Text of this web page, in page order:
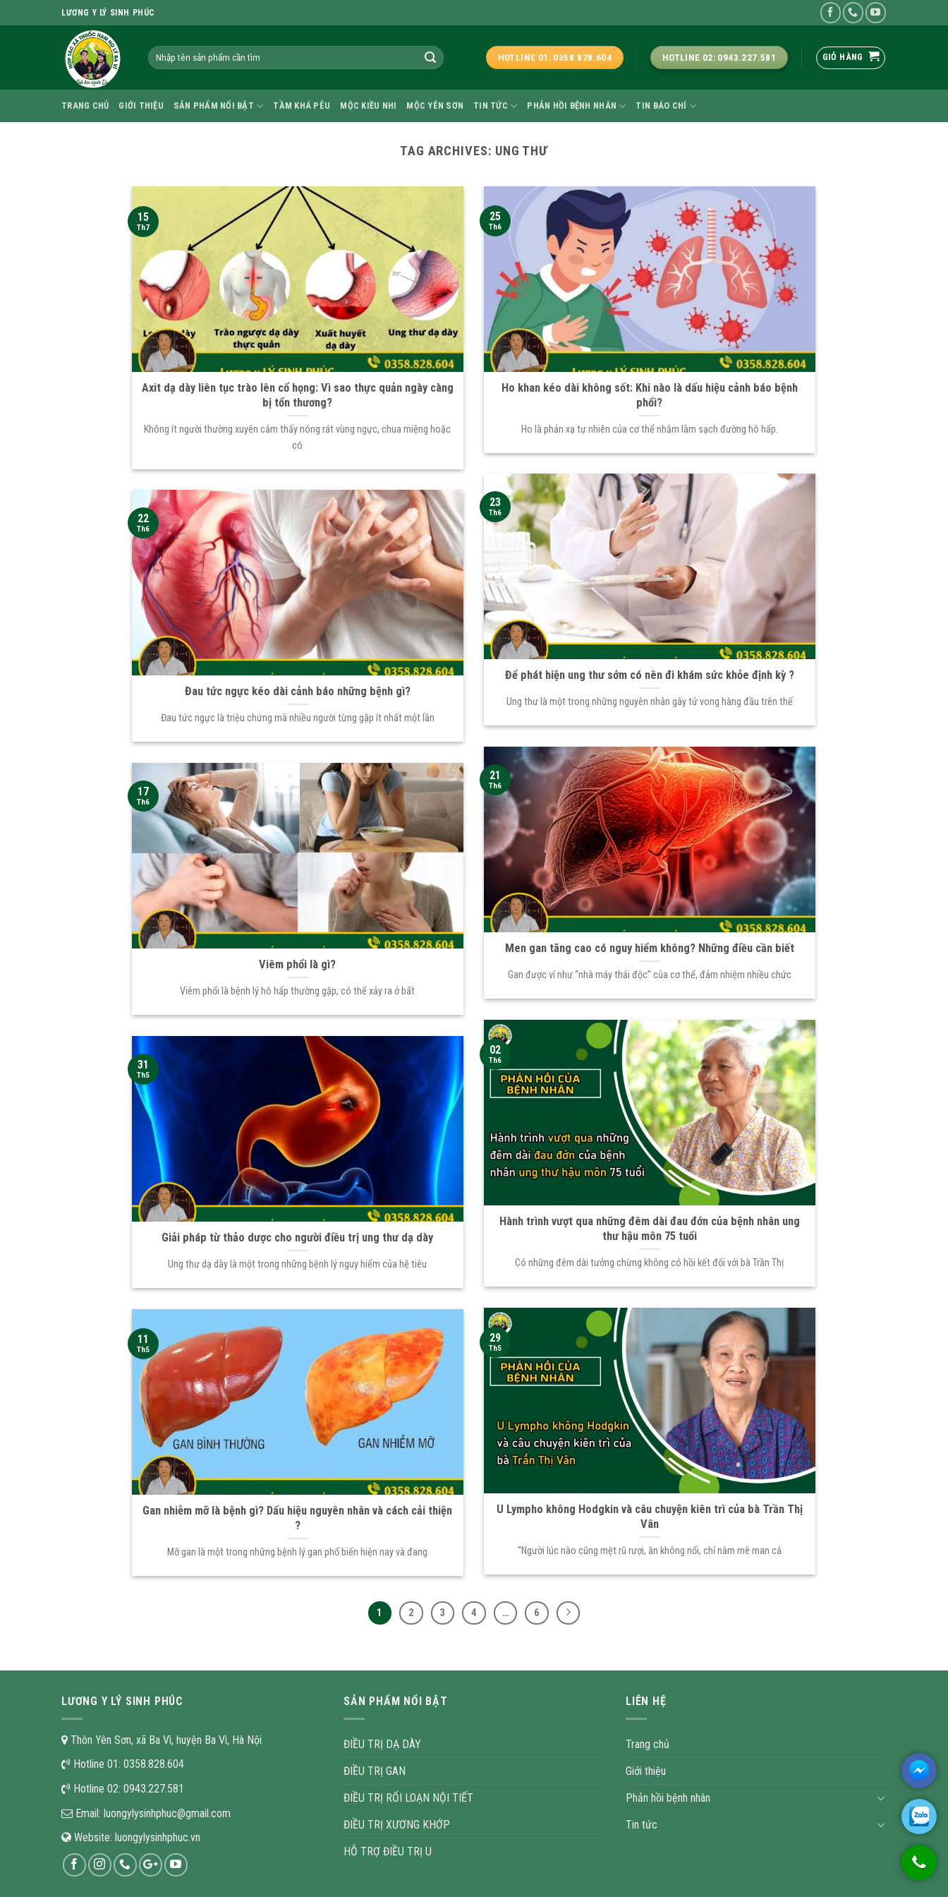
to
LƯƠNG Y LÝ SINH PHÚC
HOTLINE 01: 0358.828.604 HOTLINE 02: 0943.227.581 GIỎ HÀNG
TRANG CHỦ GIỚI THIỆU SẢN PHẨM NỔI BẬT TẦM KHÁ PÊU MỘC KIỀU NHI MỘC YÊN SƠN TIN TỨC PHẢN HỒI BỆNH NHÂN TIN BÁO CHÍ
TAG ARCHIVES: UNG THƯ
Axit dạ dày liên tục trào lên cổ họng: Vì sao thực quản ngày càng
bị tổn thương?
Không ít người thường xuyên cảm thấy nóng rát vùng ngực, chua miệng hoặc
có
15
Th7
Ho khan kéo dài không sốt: Khi nào là dấu hiệu cảnh báo bệnh
phổi?
Ho là phản xạ tự nhiên của cơ thể nhằm làm sạch đường hô hấp.
25
Th6
Để phát hiện ung thư sớm có nên đi khám sức khỏe định kỳ ?
Ung thư là một trong những nguyên nhân gây tử vong hàng đầu trên thế
23
Th6
Đau tức ngực kéo dài cảnh báo những bệnh gì?
Đau tức ngực là triệu chứng mà nhiều người từng gặp ít nhất một lần
22
Th6
Men gan tăng cao có nguy hiểm không? Những điều cần biết
Gan được ví như “nhà máy thải độc” của cơ thể, đảm nhiệm nhiều chức
21
Th6
Viêm phổi là gì?
Viêm phổi là bệnh lý hô hấp thường gặp, có thể xảy ra ở bất
17
Th6
Hành trình vượt qua những đêm dài đau đớn của bệnh nhân ung
thư hậu môn 75 tuổi
Có những đêm dài tưởng chừng không có hồi kết đối với bà Trần Thị
02
Th6
Giải pháp từ thảo dược cho người điều trị ung thư dạ dày
Ung thư dạ dày là một trong những bệnh lý nguy hiểm của hệ tiêu
31
Th5
U Lympho không Hodgkin và câu chuyện kiên trì của bà Trần Thị
Vân
“Người lúc nào cũng mệt rũ rượi, ăn không nổi, chỉ nằm mê man cả
29
Th5
Gan nhiễm mỡ là bệnh gì? Dấu hiệu nguyên nhân và cách cải thiện
?
Mỡ gan là một trong những bệnh lý gan phổ biến hiện nay và đang
11
Th5
1 2 3 4 … 6
LƯƠNG Y LÝ SINH PHÚC
Thôn Yên Sơn, xã Ba Vì, huyện Ba Vì, Hà Nội
Hotline 01: 0358.828.604
Hotline 02: 0943.227.581
Email: luongylysinhphuc@gmail.com
Website: luongylysinhphuc.vn
SẢN PHẨM NỔI BẬT
ĐIỀU TRỊ DẠ DÀY
ĐIỀU TRỊ GAN
ĐIỀU TRỊ RỐI LOẠN NỘI TIẾT
ĐIỀU TRỊ XƯƠNG KHỚP
HỖ TRỢ ĐIỀU TRỊ U
LIÊN HỆ
Trang chủ
Giới thiệu
Phản hồi bệnh nhân
Tin tức